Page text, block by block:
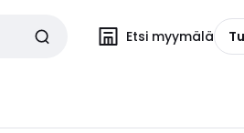
Etsi myymälä